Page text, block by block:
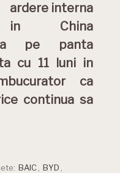
ardere interna
in China
pe panta
cu 11 luni in
ca
continua sa
BAIC BYD